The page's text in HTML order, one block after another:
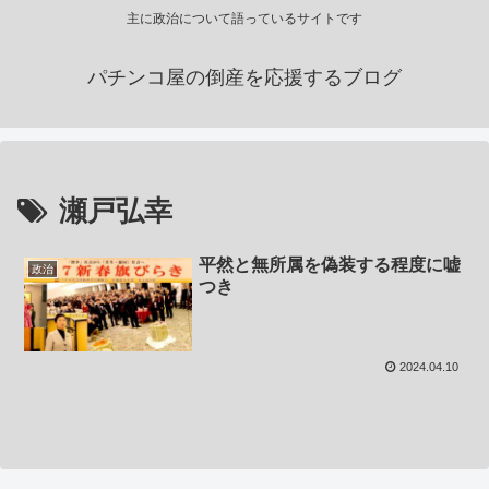
主に政治について語っているサイトです
パチンコ屋の倒産を応援するブログ
瀬戸弘幸
政治
平然と無所属を偽装する程度に嘘
つき
2024.04.10